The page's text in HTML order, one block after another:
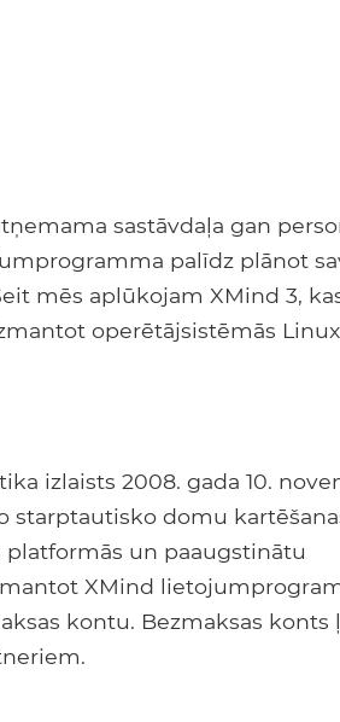
sastāvdaļa gan
palīdz plānot
mēs aplūkojam XMind 3,
operētājsistēmās
izlaists 2008. gada 10.
starptautisko domu
platformās un paaugstinātu
XMind
kontu. Bezmaksas konts